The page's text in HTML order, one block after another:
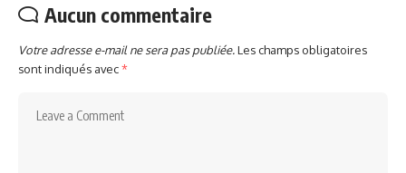
Aucun commentaire
Votre adresse e-mail ne sera pas publiée.Les champs obligatoires
sont indiqués avec*